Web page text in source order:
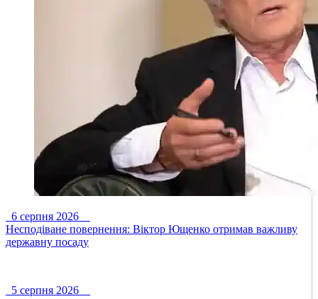
6 серпня 2026
Несподіване повернення: Віктор Ющенко отримав важливу
державну посаду
5 серпня 2026